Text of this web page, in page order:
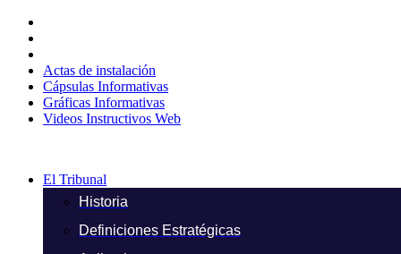
contenido
Actas de instalación
Cápsulas Informativas
Gráficas Informativas
Videos Instructivos Web
El Tribunal
Historia
Definiciones Estratégicas